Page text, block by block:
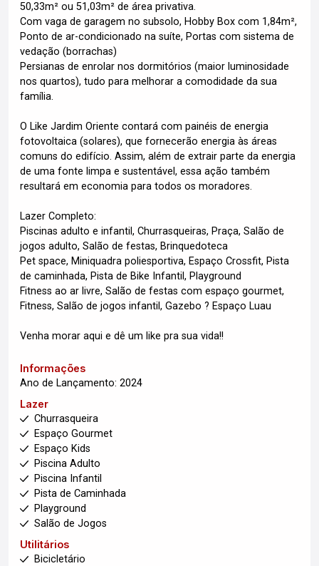
50,33m² ou 51,03m² de área privativa.
Com vaga de garagem no subsolo, Hobby Box com 1,84m²,
Ponto de ar-condicionado na suíte, Portas com sistema de
vedação (borrachas)
Persianas de enrolar nos dormitórios (maior luminosidade
nos quartos), tudo para melhorar a comodidade da sua
família.
O Like Jardim Oriente contará com painéis de energia
fotovoltaica (solares), que fornecerão energia às áreas
comuns do edifício. Assim, além de extrair parte da energia
de uma fonte limpa e sustentável, essa ação também
resultará em economia para todos os moradores.
Lazer Completo:
Piscinas adulto e infantil, Churrasqueiras, Praça, Salão de
jogos adulto, Salão de festas, Brinquedoteca
Pet space, Miniquadra poliesportiva, Espaço Crossfit, Pista
de caminhada, Pista de Bike Infantil, Playground
Fitness ao ar livre, Salão de festas com espaço gourmet,
Fitness, Salão de jogos infantil, Gazebo ? Espaço Luau
Venha morar aqui e dê um like pra sua vida!!
Informações
Ano de Lançamento: 2024
Lazer
Churrasqueira
Espaço Gourmet
Espaço Kids
Piscina Adulto
Piscina Infantil
Pista de Caminhada
Playground
Salão de Jogos
Utilitários
Bicicletário